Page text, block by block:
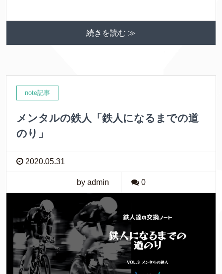
続きを読む ≫
note記事
メンタルの鉄人「鉄人になるまでの道
のり」
2020.05.31
by admin 0